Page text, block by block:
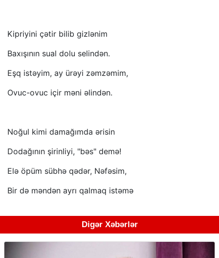
Kipriyini çətir bilib gizlənim
Baxışının sual dolu selindən.
Eşq istəyim, ay ürəyi zəmzəmim,
Ovuc-ovuc içir məni əlindən.
Noğul kimi damağımda ərisin
Dodağının şirinliyi, "bəs" demə!
Elə öpüm sübhə qədər, Nəfəsim,
Bir də məndən ayrı qalmaq istəmə
Digər Xəbərlər